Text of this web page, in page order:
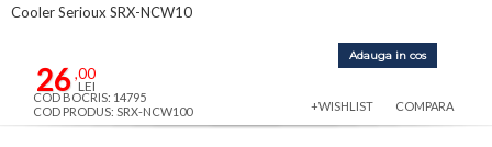
Cooler Serioux SRX-NCW10
26,00
LEI
Adauga in cos
COD BOCRIS: 14795
COD PRODUS: SRX-NCW100
+WISHLIST COMPARA